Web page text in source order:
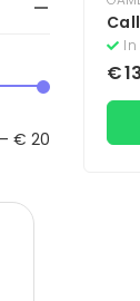
€ 20
€